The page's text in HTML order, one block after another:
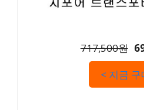
717,500원
< 지금 구